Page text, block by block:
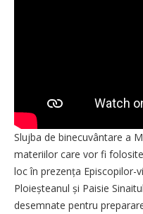
Slujba de binecuvântare a
materiilor care vor fi
loc în prezența Episcopilor-
Ploieșteanul și Paisie
desem­nate pentru